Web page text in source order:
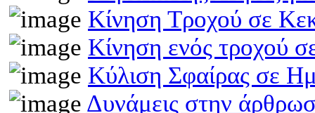
Κίνηση Τροχού σε
Κίνηση ενός τροχού
Κύλιση Σφαίρας σε
Δυνάμεις στην